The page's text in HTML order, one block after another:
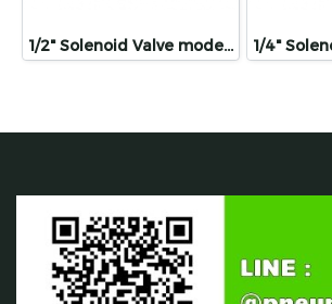
1/2" Solenoid Valve model: SB116-2015B